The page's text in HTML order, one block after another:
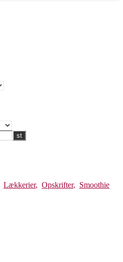
Lækkerier, Opskrifter, Smoothie